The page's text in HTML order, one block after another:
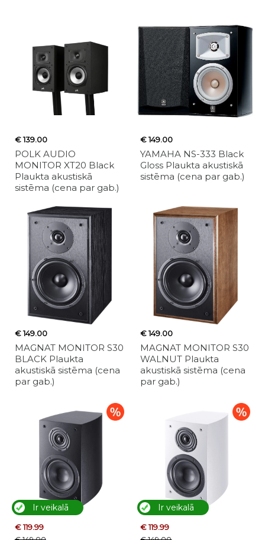
€ 139.00
POLK AUDIO
MONITOR XT20 Black
Plaukta akustiskā
sistēma (cena par gab.)
€ 149.00
YAMAHA NS-333 Black
Gloss Plaukta akustiskā
sistēma (cena par gab.)
€ 149.00
MAGNAT MONITOR S30
BLACK Plaukta
akustiskā sistēma (cena
par gab.)
€ 149.00
MAGNAT MONITOR S30
WALNUT Plaukta
akustiskā sistēma (cena
par gab.)
Ir veikalā
€ 119.99
Ir veikalā
€ 119.99